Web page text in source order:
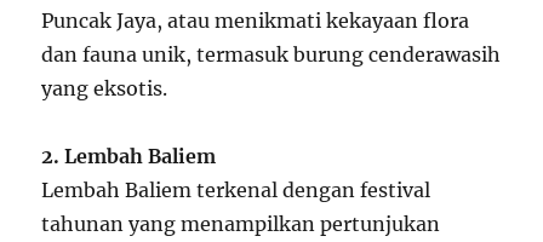
Puncak Jaya, atau menikmati kekayaan flora
dan fauna unik, termasuk burung cenderawasih
yang eksotis.
2. Lembah Baliem
Lembah Baliem terkenal dengan festival
tahunan yang menampilkan pertunjukan